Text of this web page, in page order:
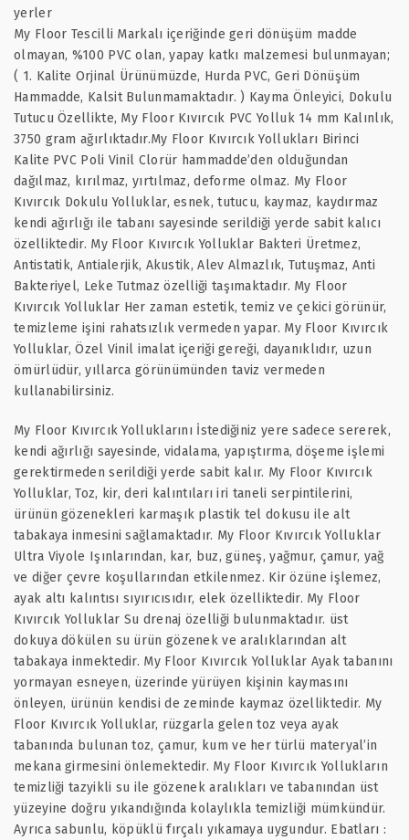
yerler
My Floor Tescilli Markalı içeriğinde geri dönüşüm madde
olmayan, %100 PVC olan, yapay katkı malzemesi bulunmayan;
( 1. Kalite Orjinal Ürünümüzde, Hurda PVC, Geri Dönüşüm
Hammadde, Kalsit Bulunmamaktadır. ) Kayma Önleyici, Dokulu
Tutucu Özellikte, My Floor Kıvırcık PVC Yolluk 14 mm Kalınlık,
3750 gram ağırlıktadır.My Floor Kıvırcık Yollukları Birinci
Kalite PVC Poli Vinil Clorür hammadde’den olduğundan
dağılmaz, kırılmaz, yırtılmaz, deforme olmaz. My Floor
Kıvırcık Dokulu Yolluklar, esnek, tutucu, kaymaz, kaydırmaz
kendi ağırlığı ile tabanı sayesinde serildiği yerde sabit kalıcı
özelliktedir. My Floor Kıvırcık Yolluklar Bakteri Üretmez,
Antistatik, Antialerjik, Akustik, Alev Almazlık, Tutuşmaz, Anti
Bakteriyel, Leke Tutmaz özelliği taşımaktadır. My Floor
Kıvırcık Yolluklar Her zaman estetik, temiz ve çekici görünür,
temizleme işini rahatsızlık vermeden yapar. My Floor Kıvırcık
Yolluklar, Özel Vinil imalat içeriği gereği, dayanıklıdır, uzun
ömürlüdür, yıllarca görünümünden taviz vermeden
kullanabilirsiniz.
My Floor Kıvırcık Yolluklarını İstediğiniz yere sadece sererek,
kendi ağırlığı sayesinde, vidalama, yapıştırma, döşeme işlemi
gerektirmeden serildiği yerde sabit kalır. My Floor Kıvırcık
Yolluklar, Toz, kir, deri kalıntıları iri taneli serpintilerini,
ürünün gözenekleri karmaşık plastik tel dokusu ile alt
tabakaya inmesini sağlamaktadır. My Floor Kıvırcık Yolluklar
Ultra Viyole Işınlarından, kar, buz, güneş, yağmur, çamur, yağ
ve diğer çevre koşullarından etkilenmez. Kir özüne işlemez,
ayak altı kalıntısı sıyırıcısıdır, elek özelliktedir. My Floor
Kıvırcık Yolluklar Su drenaj özelliği bulunmaktadır. üst
dokuya dökülen su ürün gözenek ve aralıklarından alt
tabakaya inmektedir. My Floor Kıvırcık Yolluklar Ayak tabanını
yormayan esneyen, üzerinde yürüyen kişinin kaymasını
önleyen, ürünün kendisi de zeminde kaymaz özelliktedir. My
Floor Kıvırcık Yolluklar, rüzgarla gelen toz veya ayak
tabanında bulunan toz, çamur, kum ve her türlü materyal’in
mekana girmesini önlemektedir. My Floor Kıvırcık Yollukların
temizliği tazyikli su ile gözenek aralıkları ve tabanından üst
yüzeyine doğru yıkandığında kolaylıkla temizliği mümkündür.
Ayrıca sabunlu, köpüklü fırçalı yıkamaya uygundur. Ebatları :